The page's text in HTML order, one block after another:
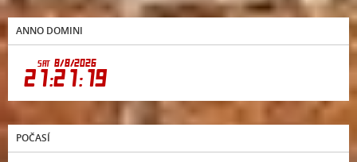
ANNO DOMINI
POČASÍ